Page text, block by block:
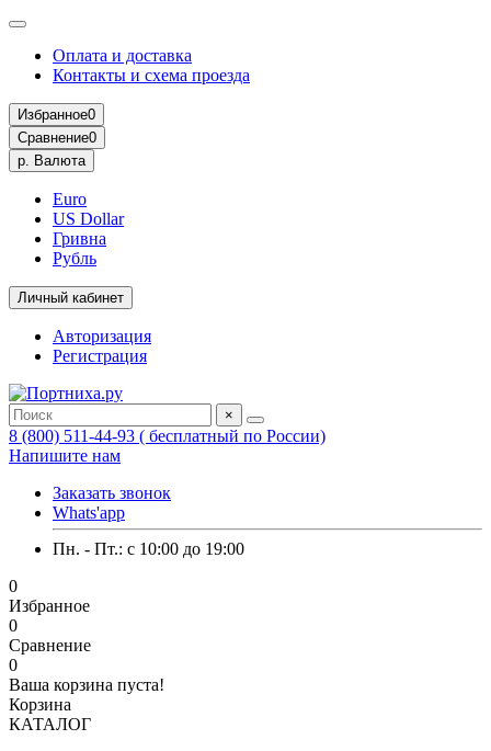
Оплата и доставка
Контакты и схема проезда
Избранное0
Сравнение0
р. Валюта
Euro
US Dollar
Гривна
Рубль
Личный кабинет
Авторизация
Регистрация
×
8 (800) 511-44-93 ( бесплатный по России)
Напишите нам
Заказать звонок
Whats'app
Пн. - Пт.: c 10:00 до 19:00
0
Избранное
0
Сравнение
0
Ваша корзина пуста!
Корзина
КАТАЛОГ